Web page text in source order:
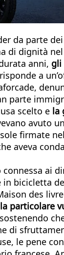
da parte
di dignità
anni, gli
a
scelto e la
avuto
firmate
aveva
bicicletta
des
particolare
di
le pene